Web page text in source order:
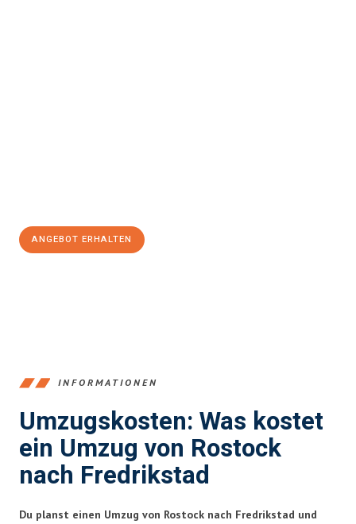
ANGEBOT ERHALTEN
INFORMATIONEN
Umzugskosten: Was kostet
ein Umzug von Rostock
nach Fredrikstad
Du planst einen Umzug von Rostock nach Fredrikstad und